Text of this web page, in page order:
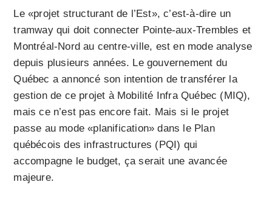
Le «projet structurant de l’Est», c’est-à-dire un
tramway qui doit connecter Pointe-aux-Trembles et
Montréal-Nord au centre-ville, est en mode analyse
depuis plusieurs années. Le gouvernement du
Québec a annoncé son intention de transférer la
gestion de ce projet à Mobilité Infra Québec (MIQ),
mais ce n’est pas encore fait. Mais si le projet
passe au mode «planification» dans le Plan
québécois des infrastructures (PQI) qui
accompagne le budget, ça serait une avancée
majeure.